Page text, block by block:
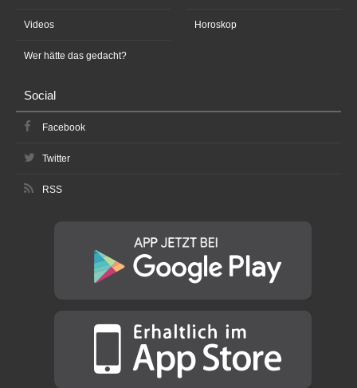
Videos
Wer hätte das gedacht?
Horoskop
Social
Facebook
Twitter
RSS